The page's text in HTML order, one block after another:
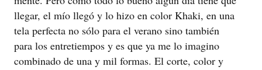
llegar, el mío llegó y lo hizo en color Khaki, en una
tela perfecta no sólo para el verano sino también
para los entretiempos y es que ya me lo imagino
combinado de una y mil formas. El corte, color y